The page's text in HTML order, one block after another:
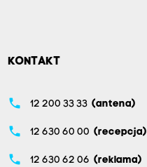
KONTAKT
phone 12 200 33 33 (antena)
phone 12 630 60 00 (recepcja)
phone 12 630 62 06 (reklama)